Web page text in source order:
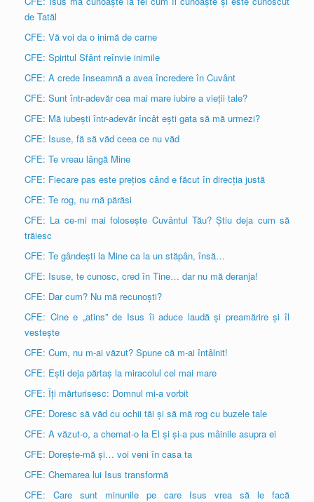
de Tatăl
CFE: Vă voi da o inimă de carne
CFE: Spiritul Sfânt reînvie inimile
CFE: A crede înseamnă a avea încredere în Cuvânt
CFE: Sunt într-adevăr cea mai mare iubire a vieții tale?
CFE: Mă iubești într-adevăr încât ești gata să mă urmezi?
CFE: Isuse, fă să văd ceea ce nu văd
CFE: Te vreau lângă Mine
CFE: Fiecare pas este prețios când e făcut în direcția justă
CFE: Te rog, nu mă părăsi
CFE: La ce-mi mai folosește Cuvântul Tău? Știu deja cum să
trăiesc
CFE: Te gândești la Mine ca la un stăpân, însă…
CFE: Isuse, te cunosc, cred în Tine… dar nu mă deranja!
CFE: Dar cum? Nu mă recunoști?
CFE: Cine e „atins” de Isus îi aduce laudă și preamărire și îl
vestește
CFE: Cum, nu m-ai văzut? Spune că m-ai întâlnit!
CFE: Ești deja părtaș la miracolul cel mai mare
CFE: Îți mărturisesc: Domnul mi-a vorbit
CFE: Doresc să văd cu ochii tăi și să mă rog cu buzele tale
CFE: A văzut-o, a chemat-o la El și și-a pus mâinile asupra ei
CFE: Dorește-mă și… voi veni în casa ta
CFE: Chemarea lui Isus transformă
CFE: Care sunt minunile pe care Isus vrea să le facă